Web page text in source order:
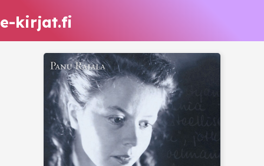
e-kirjat.fi